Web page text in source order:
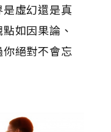
虛幻還是真
如因果論、
絕對不會忘